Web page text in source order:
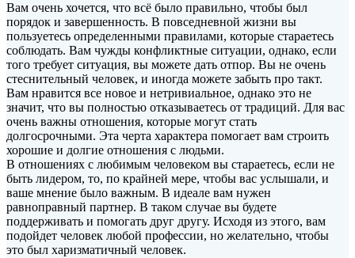
Вам очень хочется, что всё было правильно, чтобы был
порядок и завершенность. В повседневной жизни вы
пользуетесь определенными правилами, которые стараетесь
соблюдать. Вам чужды конфликтные ситуации, однако, если
того требует ситуация, вы можете дать отпор. Вы не очень
стеснительный человек, и иногда можете забыть про такт.
Вам нравится все новое и нетривиальное, однако это не
значит, что вы полностью отказываетесь от традиций. Для вас
очень важны отношения, которые могут стать
долгосрочными. Эта черта характера помогает вам строить
хорошие и долгие отношения с людьми.
В отношениях с любимым человеком вы стараетесь, если не
быть лидером, то, по крайней мере, чтобы вас услышали, и
ваше мнение было важным. В идеале вам нужен
равноправный партнер. В таком случае вы будете
поддерживать и помогать друг другу. Исходя из этого, вам
подойдет человек любой профессии, но желательно, чтобы
это был харизматичный человек.